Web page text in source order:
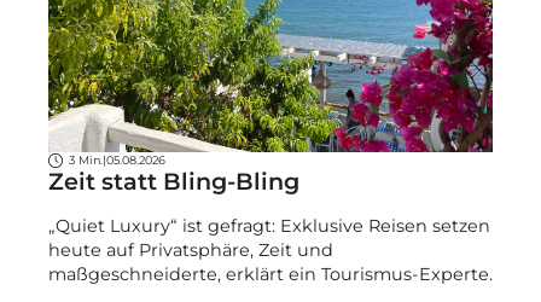
3 Min.|05.08.2026
Zeit statt Bling-Bling
„Quiet Luxury“ ist gefragt: Exklusive Reisen setzen
heute auf Privatsphäre, Zeit und
maßgeschneiderte, erklärt ein Tourismus-Experte.